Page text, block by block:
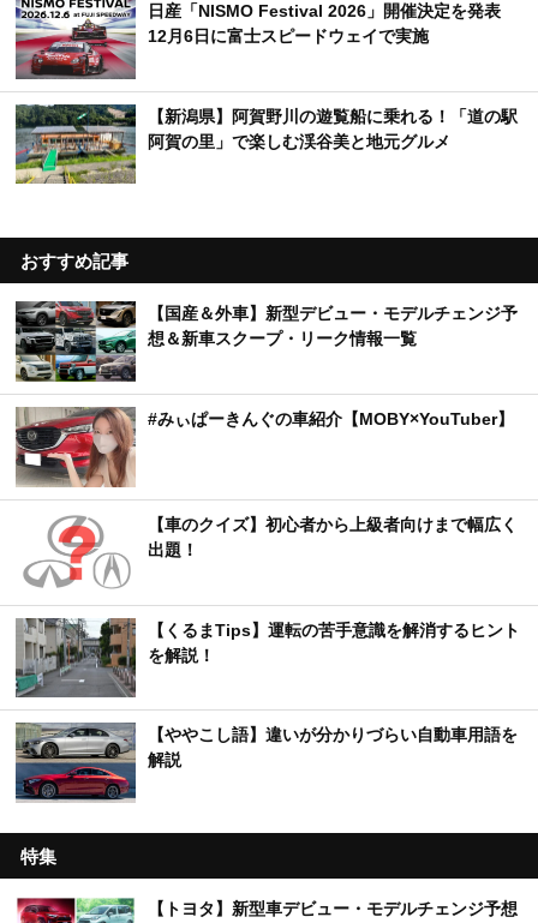
日産「NISMO Festival 2026」開催決定を発表
12月6日に富士スピードウェイで実施
【新潟県】阿賀野川の遊覧船に乗れる！「道の駅
阿賀の里」で楽しむ渓谷美と地元グルメ
おすすめ記事
【国産＆外車】新型デビュー・モデルチェンジ予
想＆新車スクープ・リーク情報一覧
#みぃぱーきんぐの車紹介【MOBY×YouTuber】
【車のクイズ】初心者から上級者向けまで幅広く
出題！
【くるまTips】運転の苦手意識を解消するヒント
を解説！
【ややこし語】違いが分かりづらい自動車用語を
解説
特集
【トヨタ】新型車デビュー・モデルチェンジ予想